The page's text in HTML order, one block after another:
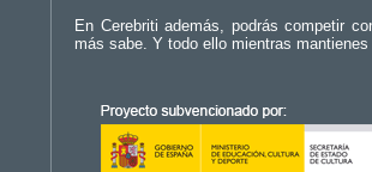
En Cerebriti además, podrás competir
más sabe. Y todo ello mientras